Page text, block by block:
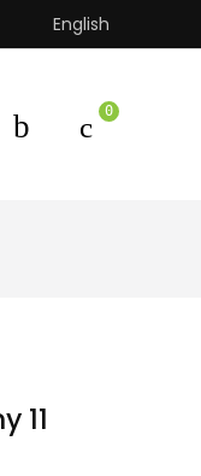
English
0
11